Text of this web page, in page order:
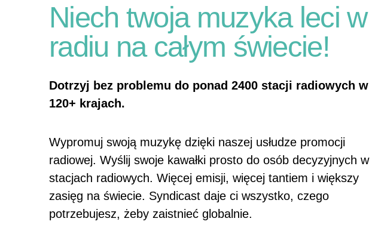
Niech twoja muzyka leci w
radiu na całym świecie!
Dotrzyj bez problemu do ponad 2400 stacji radiowych w
120+ krajach.
Wypromuj swoją muzykę dzięki naszej usłudze promocji
radiowej. Wyślij swoje kawałki prosto do osób decyzyjnych w
stacjach radiowych. Więcej emisji, więcej tantiem i większy
zasięg na świecie. Syndicast daje ci wszystko, czego
potrzebujesz, żeby zaistnieć globalnie.